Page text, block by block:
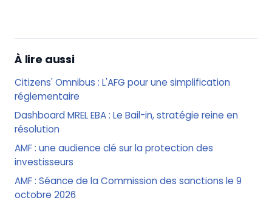
À lire aussi
Citizens' Omnibus : L'AFG pour une simplification
réglementaire
Dashboard MREL EBA : Le Bail-in, stratégie reine en
résolution
AMF : une audience clé sur la protection des
investisseurs
AMF : Séance de la Commission des sanctions le 9
octobre 2026